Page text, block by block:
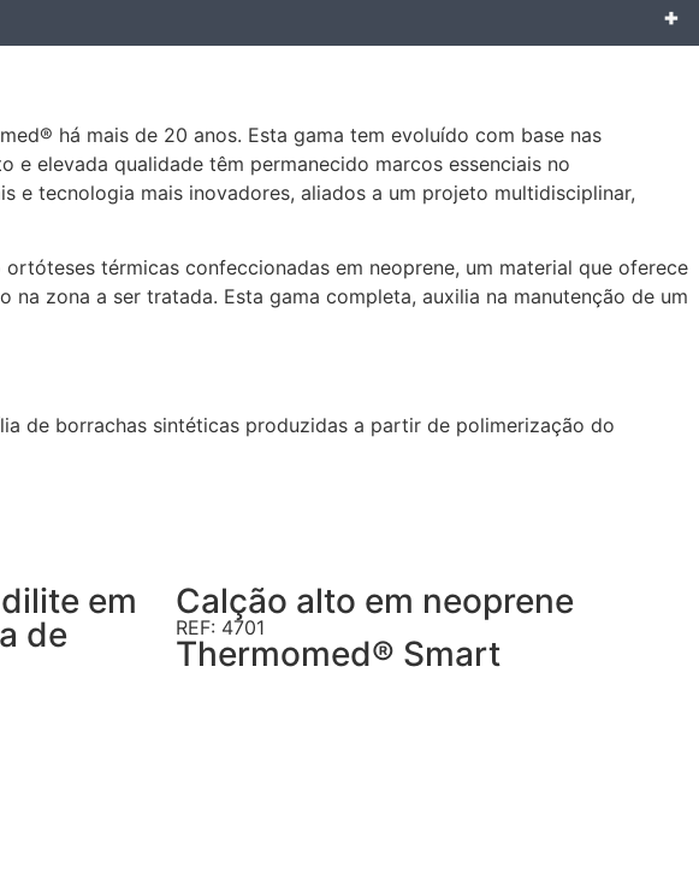
+
há mais de 20 anos. Esta gama tem evoluído com base nas
elevada qualidade têm permanecido marcos essenciais no
e tecnologia mais inovadores, aliados a um projeto multidisciplinar,
térmicas confeccionadas em neoprene, um material que oferece
zona a ser tratada. Esta gama completa, auxilia na manutenção de um
de borrachas sintéticas produzidas a partir de polimerização do
em
de
Calção alto em neoprene
REF: 4701
Thermomed® Smart